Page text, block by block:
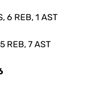
6 REB, 1 AST
REB, 7 AST